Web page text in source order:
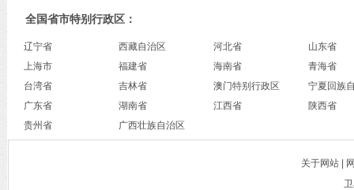
全国省市特别行政区：
辽宁省 西藏自治区 河北省
山东省
上海市
福建省 海南省
青海省
台湾省
吉林省 澳门特别行政区
宁夏回族
广东省
湖南省 江西省
陕西省
贵州省
广西壮族自治区
关于网站 |